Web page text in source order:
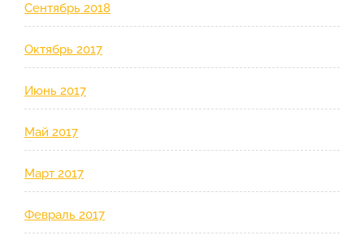
Сентябрь 2018
Октябрь 2017
Июнь 2017
Май 2017
Март 2017
Февраль 2017